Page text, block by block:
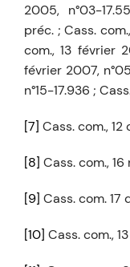
2005, n°03-
préc. ; Cass.
com., 13 février
février 2007,
n°15-17.936 ;
[7] Cass. com.,
[8] Cass. com.,
[9] Cass. com. 17
[10] Cass. com.,